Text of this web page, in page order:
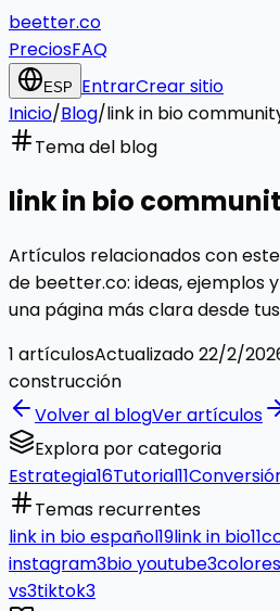
beetter.co
PreciosFAQ
ESP EntrarCrear sitio
Inicio/Blog/link in bio
Tema del blog
link in bio
Artículos relacionados con
de beetter.co: ideas, ejemplos
una página más clara desde
1 artículosActualizado22/2/
construcción
Volver al blogVer artículos
Explora por categoria
Estrategia16Tutorial11
Temas recurrentes
link in bio español19link in bio11
instagram3bio youtube3colores
vs3tiktok3